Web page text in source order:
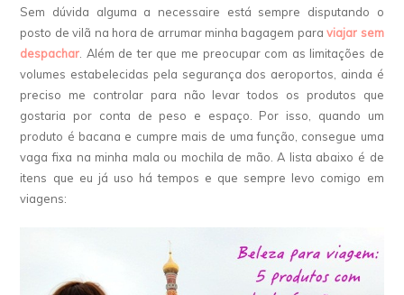
Sem dúvida alguma a necessaire está sempre disputando o
posto de vilã na hora de arrumar minha bagagem paraviajar sem
despachar . Além de ter que me preocupar com as limitações de
volumes estabelecidas pela segurança dos aeroportos, ainda é
preciso me controlar para não levar todos os produtos que
gostaria por conta de peso e espaço. Por isso, quando um
produto é bacana e cumpre mais de uma função, consegue uma
vaga fixa na minha mala ou mochila de mão. A lista abaixo é de
itens que eu já uso há tempos e que sempre levo comigo em
viagens: